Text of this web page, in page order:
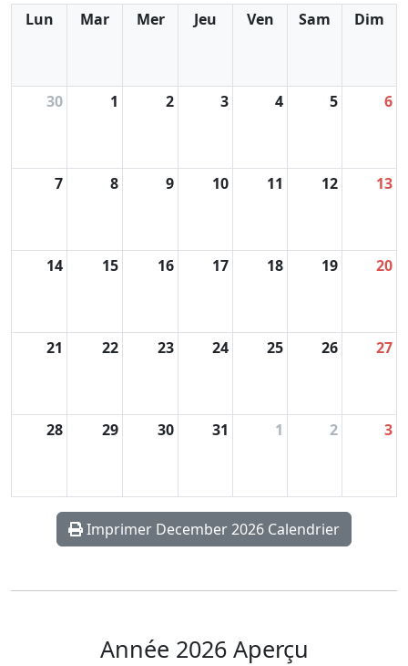
Lun Mar Mer Jeu Ven Sam Dim
30 1 2 3 4 5 6
7 8 9 10 11 12 13
14 15 16 17 18 19 20
21 22 23 24 25 26 27
28 29 30 31 1 2 3
Imprimer December 2026 Calendrier
Année 2026 Aperçu